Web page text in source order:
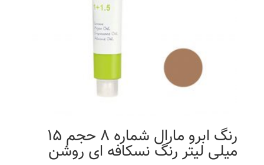
رنگ ابرو مارال شماره 8 حجم 15
میلی لیتر رنگ نسکافه ای روشن